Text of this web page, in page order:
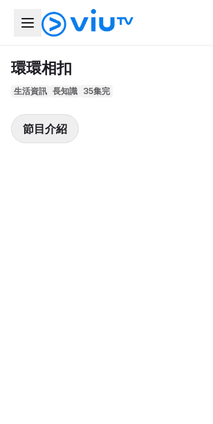
環環相扣
生活資訊 長知識 35集完
節目介紹